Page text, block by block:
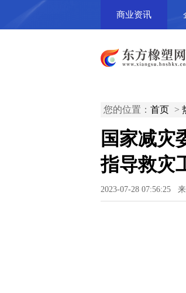
商业资讯
您的位置： 首页 >
国家减灾
指导救灾
2023-07-28 07:56:25